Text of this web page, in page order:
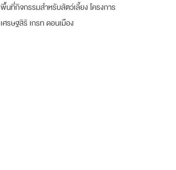
พื้นที่กิจกรรมสำหรับสัตว์เลี้ยง โครงการ
เศรษฐสิริ เกรท ดอนเมือง